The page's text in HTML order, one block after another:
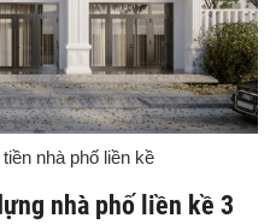
nhà phố liền kề
nhà phố liền kề 3